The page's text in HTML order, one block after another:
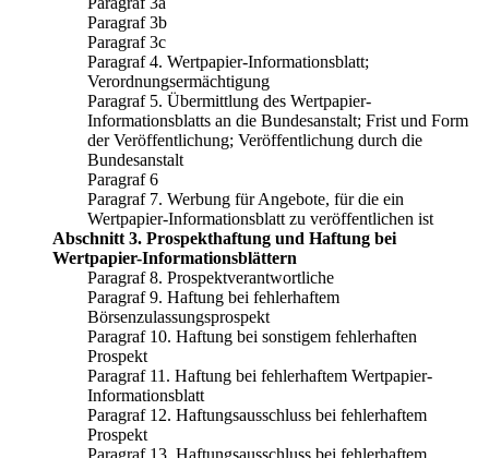
Paragraf 3b
Paragraf 3c
Paragraf 4. Wertpapier-Informationsblatt;
Verordnungsermächtigung
Paragraf 5. Übermittlung des Wertpapier-
Informationsblatts an die Bundesanstalt; Frist und Form
der Veröffentlichung; Veröffentlichung durch die
Bundesanstalt
Paragraf 6
Paragraf 7. Werbung für Angebote, für die ein
Wertpapier-Informationsblatt zu veröffentlichen ist
Abschnitt 3. Prospekthaftung und Haftung bei
Wertpapier-Informationsblättern
Paragraf 8. Prospektverantwortliche
Paragraf 9. Haftung bei fehlerhaftem
Börsenzulassungsprospekt
Paragraf 10. Haftung bei sonstigem fehlerhaften
Prospekt
Paragraf 11. Haftung bei fehlerhaftem Wertpapier-
Informationsblatt
Paragraf 12. Haftungsausschluss bei fehlerhaftem
Prospekt
Paragraf 13. Haftungsausschluss bei fehlerhaftem